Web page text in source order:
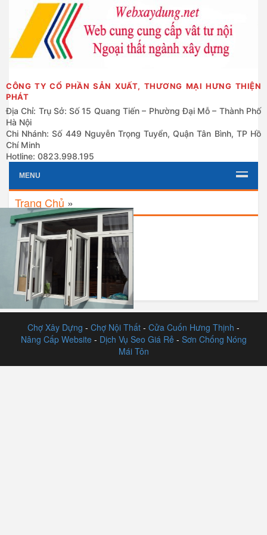
CÔNG TY CỔ PHẦN SẢN XUẤT, THƯƠNG MẠI HƯNG THIỆN
PHÁT
Địa Chỉ: Trụ Sở: Số 15 Quang Tiến – Phường Đại Mỗ – Thành Phố
Hà Nội
Chi Nhánh: Số 449 Nguyễn Trọng Tuyển, Quận Tân Bình, TP Hồ
Chí Minh
Hotline: 0823.998.195
MENU
Trang Chủ »
Grid
List
Nhân tố nào ảnh hưởng đến
chất lượng và giá cả cửa nhựa
upvc?
Chợ Xây Dựng - Chợ Nội Thất - Cửa Cuốn Hưng Thịnh -
Nâng Cấp Website- Dịch Vụ Seo Giá Rẻ- Sơn Chống Nóng
Mái Tôn